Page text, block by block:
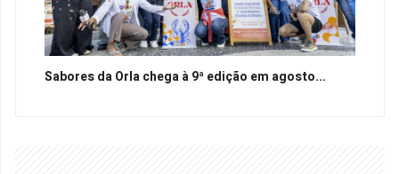
Sabores da Orla chega à 9ª edição em agosto...